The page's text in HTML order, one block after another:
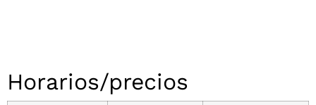
Horarios/precios